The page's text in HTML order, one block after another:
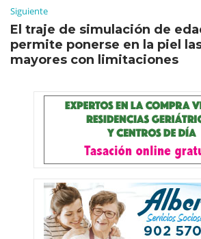
Siguiente
El traje de simulación de
permite ponerse en la piel
mayores con limitaciones